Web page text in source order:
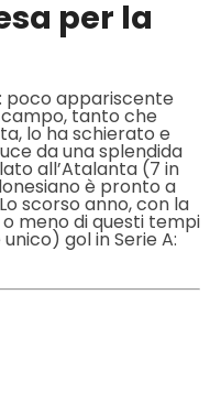
per la
: poco appariscente
tanto che
lo ha schierato e
da una splendida
all’Atalanta (7 in
è pronto a
scorso anno, con la
meno di questi tempi
gol in Serie A: